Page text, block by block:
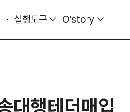
실행도구 O'story